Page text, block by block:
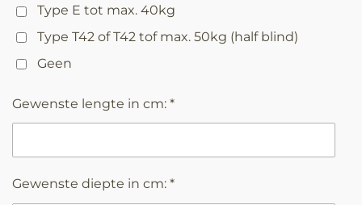
Type E tot max. 40kg
Type T42 of T42 tof max. 50kg (half blind)
Geen
Gewenste lengte in cm: *
Gewenste diepte in cm: *